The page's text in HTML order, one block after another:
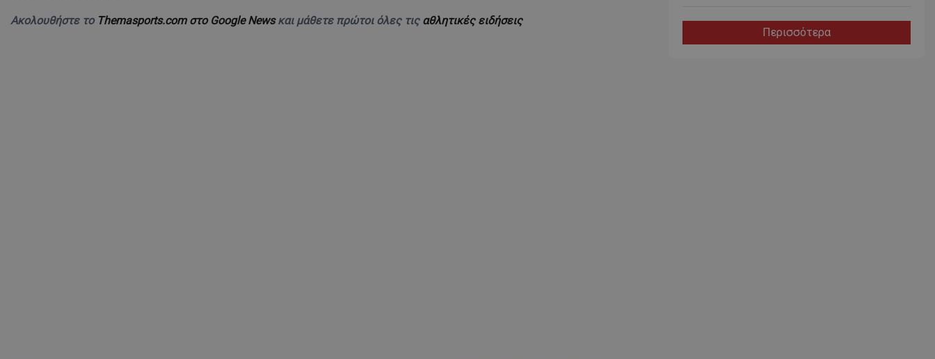
Ακολουθήστε το Themasports.com στο Google Newsκαι μάθετε πρώτοι όλες τις αθλητικές ειδήσεις
Περισσότερα